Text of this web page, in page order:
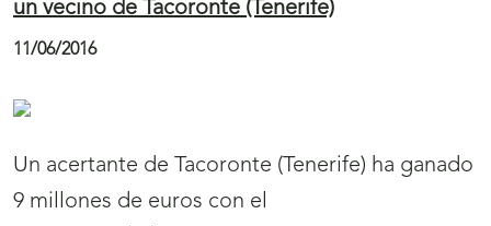
ó
d
ó
d
un vecino de Tacoronte (Tenerife)
11/06/2016
Un acertante de Tacoronte (Tenerife) ha ganado
9 millones de euros con el